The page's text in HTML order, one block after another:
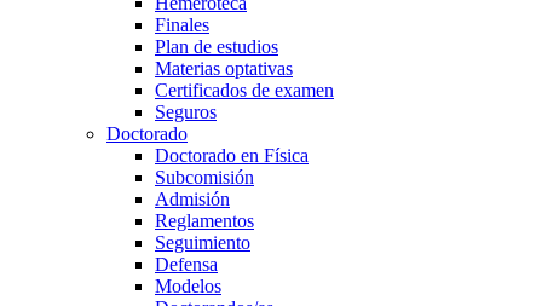
Finales
Plan de estudios
Materias optativas
Certificados de examen
Seguros
Doctorado
Doctorado en Física
Subcomisión
Admisión
Reglamentos
Seguimiento
Defensa
Modelos